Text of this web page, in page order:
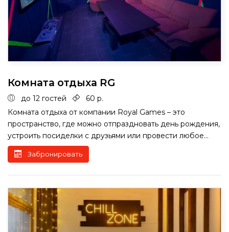
Комната отдыха RG
до 12 гостей
60 р.
Комната отдыха от компании Royal Games – это
пространство, где можно отпраздновать день рождения,
устроить посиделки с друзьями или провести любое...
Забронировать